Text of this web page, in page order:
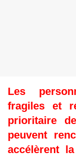
Les
fragiles et
prioritaire
peuvent
accélèrent